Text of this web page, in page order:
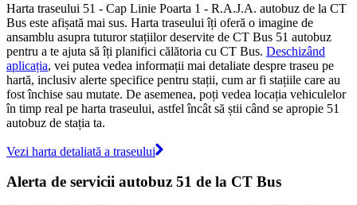
Harta traseului 51 - Cap Linie Poarta 1 - R.A.J.A. autobuz de la CT
Bus este afișată mai sus. Harta traseului îți oferă o imagine de
ansamblu asupra tuturor stațiilor deservite de CT Bus 51 autobuz
pentru a te ajuta să îți planifici călătoria cu CT Bus. Deschizând
aplicația, vei putea vedea informații mai detaliate despre traseu pe
hartă, inclusiv alerte specifice pentru stații, cum ar fi stațiile care au
fost închise sau mutate. De asemenea, poți vedea locația vehiculelor
în timp real pe harta traseului, astfel încât să știi când se apropie 51
autobuz de stația ta.
Vezi harta detaliată a traseului
Alerta de servicii autobuz 51 de la CT Bus